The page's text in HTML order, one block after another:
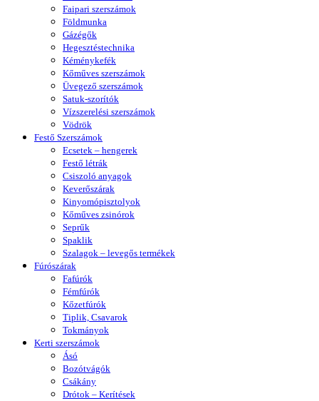
Faipari szerszámok
Földmunka
Gázégők
Hegesztéstechnika
Kéménykefék
Kőműves szerszámok
Üvegező szerszámok
Satuk-szorítók
Vízszerelési szerszámok
Vödrök
Festő Szerszámok
Ecsetek – hengerek
Festő létrák
Csiszoló anyagok
Keverőszárak
Kinyomópisztolyok
Kőműves zsinórok
Seprűk
Spaklik
Szalagok – levegős termékek
Fúrószárak
Fafúrók
Fémfúrók
Kőzetfúrók
Tiplik, Csavarok
Tokmányok
Kerti szerszámok
Ásó
Bozótvágók
Csákány
Drótok – Kerítések